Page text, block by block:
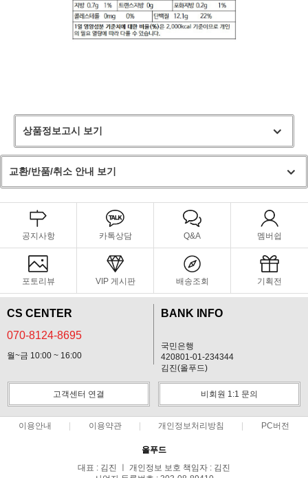
상품정보고시 보기
교환/반품/취소 안내 보기
공지사항 카톡상담 Q&A 멤버쉽
포토리뷰 VIP 게시판 배송조회 기획전
CS CENTER
070-8124-8695
월~금 10:00 ~ 16:00
BANK INFO
국민은행
420801-01-234344
김진(올푸드)
고객센터 연결 비회원 1:1 문의
이용안내 이용약관 개인정보처리방침 PC버전
올푸드
대표 : 김진 ㅣ 개인정보 보호 책임자 : 김진